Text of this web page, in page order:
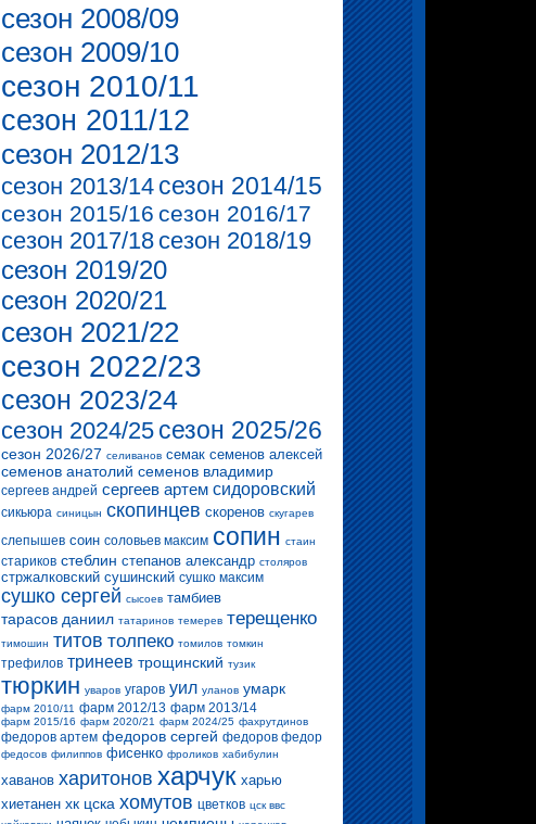
сезон 2008/09
сезон 2009/10
сезон 2010/11
сезон 2011/12
сезон 2012/13
сезон 2013/14 сезон 2014/15
сезон 2015/16 сезон 2016/17
сезон 2017/18 сезон 2018/19
сезон 2019/20
сезон 2020/21
сезон 2021/22
сезон 2022/23
сезон 2023/24
сезон 2024/25 сезон 2025/26
сезон 2026/27 селиванов семак семенов алексей
семенов анатолий семенов владимир
сергеев андрей сергеев артем сидоровский
сикьюра синицын скопинцев скоренов скугарев
слепышев соин соловьев максим сопин стаин
стариков стеблин степанов александр столяров
стржалковский сушинский сушко максим
сушко сергей сысоев тамбиев
тарасов даниил татаринов темерев терещенко
тимошин титов толпеко томилов томкин
трефилов тринеев трощинский тузик
тюркин уваров угаров уил уланов умарк
фарм 2010/11 фарм 2012/13 фарм 2013/14
фарм 2015/16 фарм 2020/21 фарм 2024/25 фахрутдинов
федоров артем федоров сергей федоров федор
федосов филиппов фисенко фроликов хабибулин
хаванов харитонов харчук харью
хиетанен хк цска хомутов цветков цск ввс